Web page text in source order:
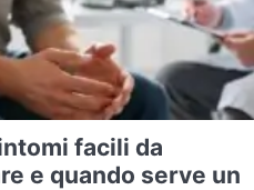
facili da
e quando serve un